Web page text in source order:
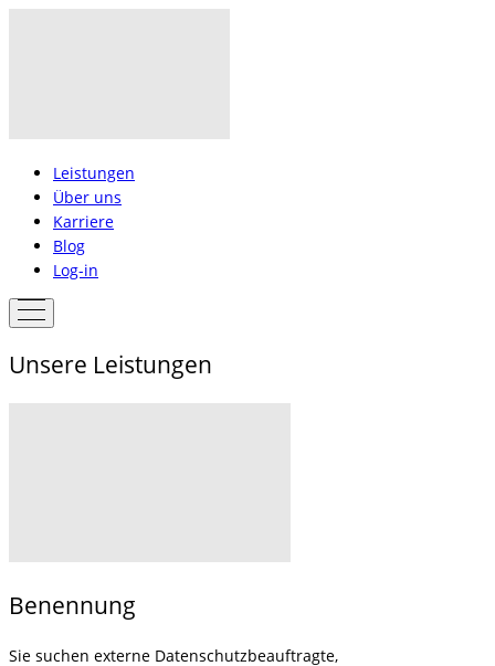
Leistungen
Über uns
Karriere
Blog
Log-in
Unsere Leistungen
Benennung
Sie suchen externe Datenschutzbeauftragte,